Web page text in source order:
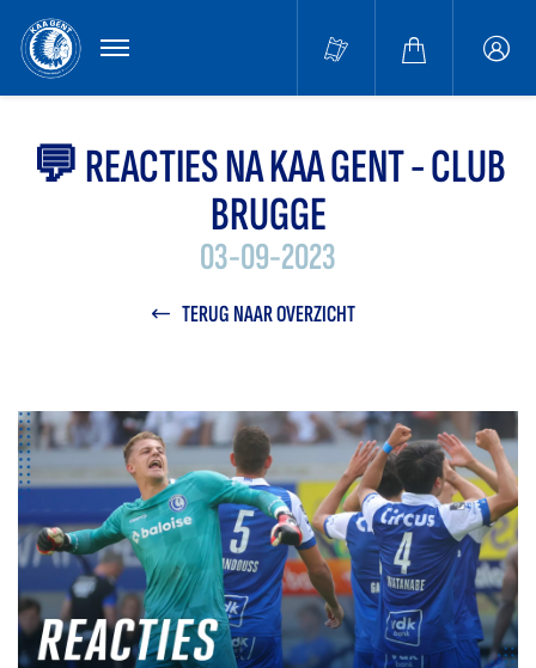
MENU
💬 REACTIES NA KAA GENT - CLUB
BRUGGE
03-09-2023
TERUG NAAR OVERZICHT